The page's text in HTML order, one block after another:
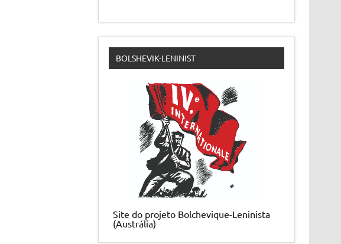
BOLSHEVIK-LENINIST
Site do projeto Bolchevique-Leninista
(Austrália)